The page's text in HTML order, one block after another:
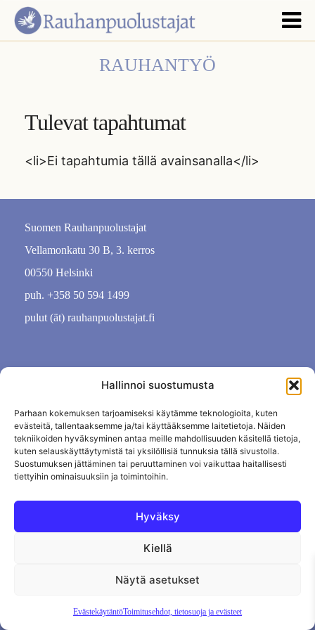
Hallinnoi suostumusta
Parhaan kokemuksen tarjoamiseksi käytämme teknologioita, kuten
evästeitä, tallentaaksemme ja/tai käyttääksemme laitetietoja. Näiden
tekniikoiden hyväksyminen antaa meille mahdollisuuden käsitellä tietoja,
kuten selauskäyttäytymistä tai yksilöllisiä tunnuksia tällä sivustolla.
Suostumuksen jättäminen tai peruuttaminen voi vaikuttaa haitallisesti
tiettyihin ominaisuuksiin ja toimintoihin.
Hyväksy
Kiellä
Näytä asetukset
EvästekäytäntöToimitusehdot, tietosuoja ja evästeet
RAUHANTYÖ
Tulevat tapahtumat
<li>Ei tapahtumia tällä avainsanalla</li>
Suomen Rauhanpuolustajat
Vellamonkatu 30 B, 3. kerros
00550 Helsinki
puh. +358 50 594 1499
pulut (ät) rauhanpuolustajat.fi
Tilauksen peruutus